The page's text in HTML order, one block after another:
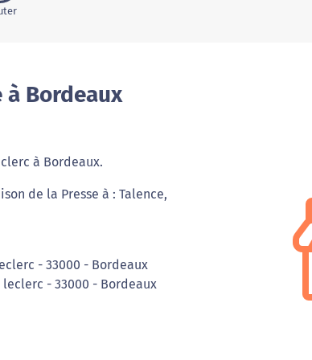
Bordeaux
à Bordeaux.
de la Presse à : Talence,
- 33000 - Bordeaux
- 33000 - Bordeaux